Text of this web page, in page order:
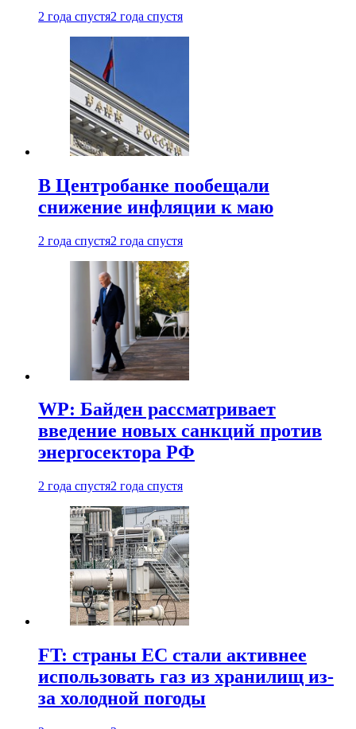
2 года спустя2 года спустя
В Центробанке пообещали
снижение инфляции к маю
2 года спустя2 года спустя
WP: Байден рассматривает
введение новых санкций против
энергосектора РФ
2 года спустя2 года спустя
FT: страны ЕС стали активнее
использовать газ из хранилищ из-
за холодной погоды